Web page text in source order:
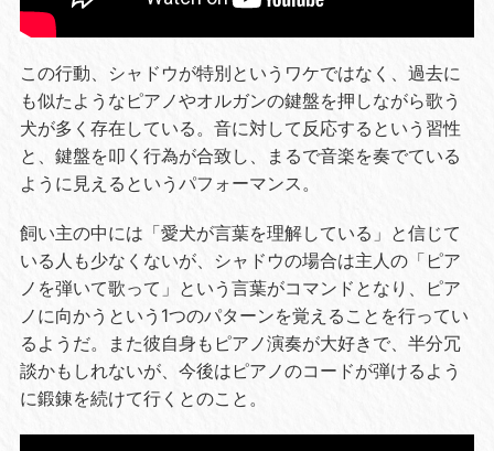
この行動、シャドウが特別というワケではなく、過去に
も似たようなピアノやオルガンの鍵盤を押しながら歌う
犬が多く存在している。音に対して反応するという習性
と、鍵盤を叩く行為が合致し、まるで音楽を奏でている
ように見えるというパフォーマンス。
飼い主の中には「愛犬が言葉を理解している」と信じて
いる人も少なくないが、シャドウの場合は主人の「ピア
ノを弾いて歌って」という言葉がコマンドとなり、ピア
ノに向かうという1つのパターンを覚えることを行ってい
るようだ。また彼自身もピアノ演奏が大好きで、半分冗
談かもしれないが、今後はピアノのコードが弾けるよう
に鍛錬を続けて行くとのこと。